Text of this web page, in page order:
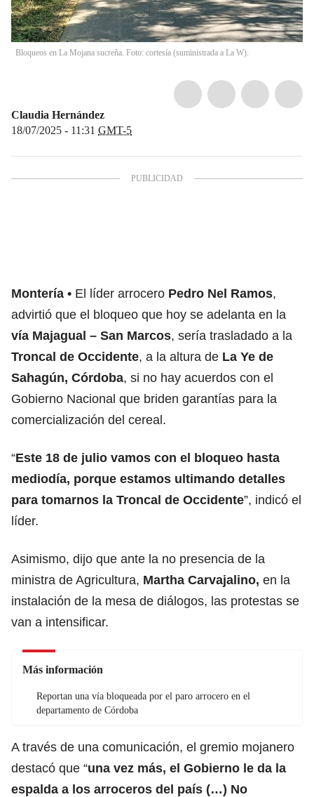
Bloqueos en La Mojana sucreña. Foto: cortesía (suministrada a La W).
Claudia Hernández
18/07/2025 - 11:31 GMT-5
Montería El líder arrocero Pedro Nel Ramos,
advirtió que el bloqueo que hoy se adelanta en la
vía Majagual – San Marcos, sería trasladado a la
Troncal de Occidente, a la altura de La Ye de
Sahagún, Córdoba, si no hay acuerdos con el
Gobierno Nacional que briden garantías para la
comercialización del cereal.
“Este 18 de julio vamos con el bloqueo hasta
mediodía, porque estamos ultimando detalles
para tomarnos la Troncal de Occidente”, indicó el
líder.
Asimismo, dijo que ante la no presencia de la
ministra de Agricultura, Martha Carvajalino, en la
instalación de la mesa de diálogos, las protestas se
van a intensificar.
Más información
Reportan una vía bloqueada por el paro arrocero en el
departamento de Córdoba
A través de una comunicación, el gremio mojanero
destacó que “una vez más, el Gobierno le da la
espalda a los arroceros del país (…) No